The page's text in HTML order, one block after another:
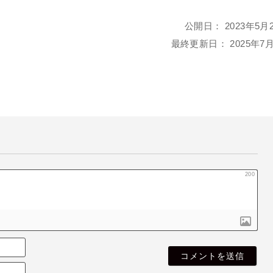
公開日： 2023年5月
最終更新日： 2025年7
200
名
も
E